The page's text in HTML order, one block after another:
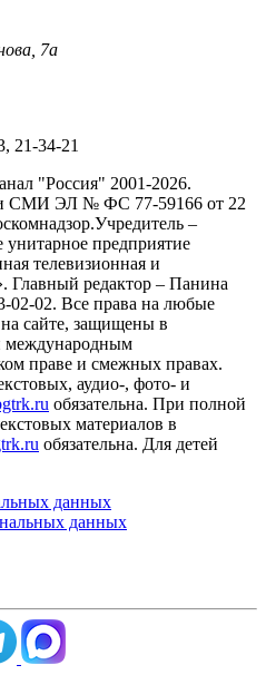
7а
21-34-21
"Россия" 2001-2026.
СМИ ЭЛ № ФС 77-59166 от 22
–
унитарное предприятие
телевизионная и
Главный редактор – Панина
02-02. Все права на любые
сайте, защищены в
международным
праве и смежных правах.
аудио-, фото- и
обязательна. При полной
материалов в
обязательна. Для детей
данных
данных